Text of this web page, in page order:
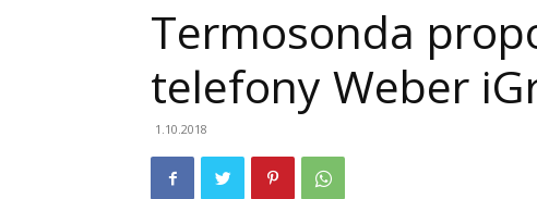
Termosonda
telefony Weber
1.10.2018